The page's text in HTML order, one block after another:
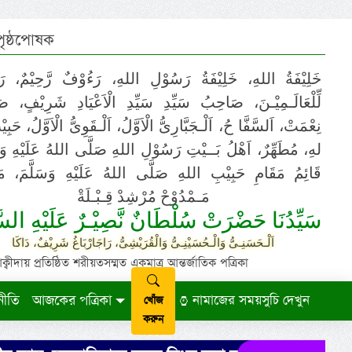
خَلِيْفَةُ اللهِ، خَلِيْفَةُ رَسُوْلِ اللهِ، رَءُوْفٌ رَّحِيْمٌ،
لِّلْعَالَـمِيْـنَ، صَاحِبُ سَيِّدِ سَيِّدِ الْاَعْيَادِ شَرِيْفٍ،
نِعْمَتْ، اَلسَّفَّا حُ، اَلْـجَبَّارِىُّ الْاَوَّلُ، اَلْـقَوِىُّ الْاَوَّلُ،
لهِ، مُطَهِّرٌ، اَهْلُ بَــيْتِ رَسُوْلِ اللهِ صَلَّى اللهُ عَلَيْهِ
قَائِمُ مَقَامِ حَبِيْبِ اللهِ صَلَّى اللهُ عَلَيْهِ وَسَلَّمَ،
مَـمْدُوْحْ مُرْشِدْ قِـبْـلَةْ
سَيِّدُنَا حَضْرَتْ سُلْطَانٌ نَّصِيْـرٌ عَلَيْهِ
اَلْـحَسَنِـىُّ وَالْـحُسَيْنِـىُّ وَالْقُرَيْشِىُّ، رَاجَارْبَاغُ شَرِيْفٌ، دَاكَا
প্রতিষ্ঠিত শরীয়তসম্মত একমাত্র আন্তর্জাতিক পত্রিকা
আজকের পত্রিকা
খোঁজ
করুন
নামাজের সময়সুচি দেখুন